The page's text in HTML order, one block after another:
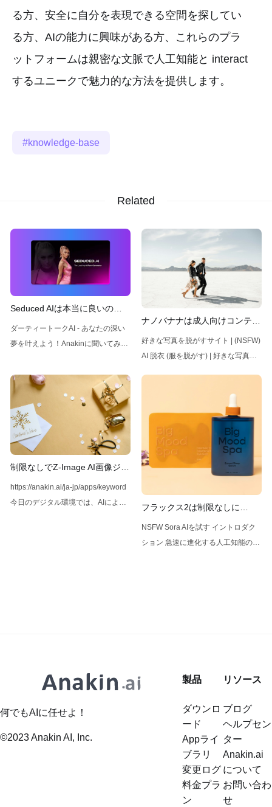
る方、安全に自分を表現できる空間を探してい
る方、AIの能力に興味がある方、これらのプラ
ットフォームは親密な文脈で人工知能と interact
するユニークで魅力的な方法を提供します。
knowledge-base
Related
Seduced AIは本当に良いの
か？機能、価格、代替案
ダーティートークAI - あなたの深い
夢を叶えよう！Anakinに聞いてみ
はある？キャラクターAIでのダーテ
ィートーク方法は？このアプリを
NSFWチャットの最良のキャラクタ
ーAI代替として使用しよう！
Anakin.ai💡制約なしでAIの力を利用
したいですか？ 安全策なしでAI画像
を生成したいですか？ それなら、
ナノバナナは成人向けコンテン
ツを生成できるか？
好きな写真を脱がすサイト | (NSFW)
AI 脱衣 (服を脱がす) | 好きな写真を
て、好きな写真から服を虚像的に取
り除いて、その結果を表示するエン
ターテインメント向けアプリです。
douchu.ai ナノバナナは、神秘的な
集団「ナノジェネティクス」によっ
て開発されたAI画像生成モデルで、
その驚異的な能力でインターネット
を席巻しています。しかし、多くの
ユーザーが抱いている疑問は、ナノ
Porn Video Generator | Sora 2
制限なしでZ-Image AI画像ジェ
ネレーターを使う方法
https://anakin.ai/ja-jp/apps/keyword
今日のデジタル環境では、AIによる
https://anakin.ai/ja-jp/apps/keyword
https://anakin.ai/ja-jp/apps/keyword
フラックス2は制限なしに
NSFWコンテンツを生成できる
NSFW Sora AIを試す イントロダク
ション 急速に進化する人工知能の分
は、NSFW（職場に適さない）コン
記事では、Flux 2がNSFWコンテン
ツを生成する能力、こうしたコンテ
ンツに伴う倫理的考慮事項、Flux 2
の制限のないモードを責任を持って
使用する方法について探ります。
Flux 2：簡潔な概要 Flux 2は、テキ
ストから画像を生成することに特化
何でもAIに任せよ！
©2023 Anakin AI, Inc.
製品
ダウンロ
ード
Appライ
ブラリ
変更ログ
料金プラ
ン
リソース
ブログ
ヘルプセン
ター
Anakin.ai
について
お問い合わ
せ